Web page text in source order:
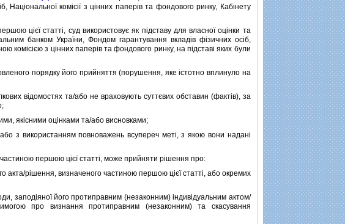
Нацiональної комiсiї з цiнних паперiв та фондового ринку, Кабiнету
цiєї статтi, суд використовує як пiдставу для власної оцiнки та
банком України, Фондом гарантування вкладiв фiзичних осiб,
комiсiєю з цiнних паперiв та фондового ринку, на пiдставi яких були
порядку його прийняття (порушення, яке iстотно вплинуло на
вiдомостях та/або не враховують суттєвих обставин (фактiв), за
якiсними оцiнками та/або висновками;
з використанням повноважень всупереч метi, з якою вони наданi
першою цiєї статтi, може прийняти рiшення про:
рiшення, визначеного частиною першою цiєї статтi, або окремих
заподiяної його протиправним (незаконним) iндивiдуальним актом/
про визнання протиправним (незаконним) та скасування